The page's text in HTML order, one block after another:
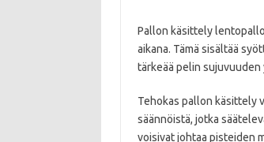
Pallon käsittely
aikana. Tämä sisältää
tärkeää pelin
Tehokas pallon käsittely
säännöistä, jotka
voisivat johtaa pisteiden